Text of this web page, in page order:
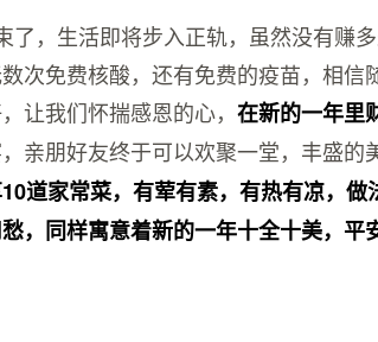
了，生活即将步入正轨，虽然没有赚
次免费核酸，还有免费的疫苗，相信
让我们怀揣感恩的心，在新的一年里
亲朋好友终于可以欢聚一堂，丰盛的
道家常菜，有荤有素，有热有凉，做
，同样寓意着新的一年十全十美，平